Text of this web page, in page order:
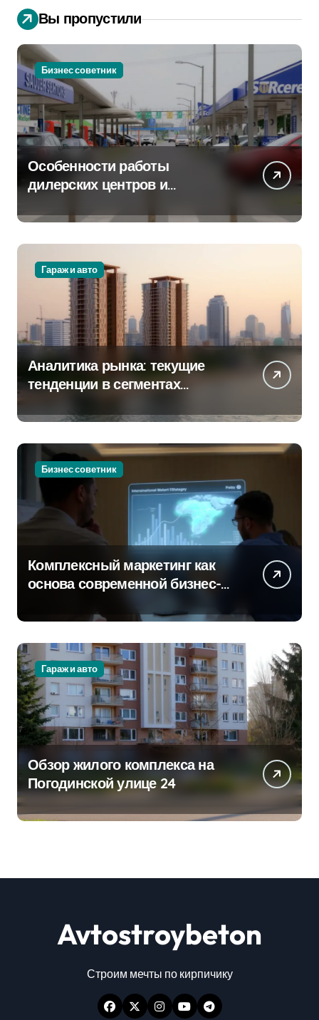
Вы пропустили
Бизнес советник
Особенности работы
дилерских центров и
крупных проспектах
Гараж и авто
Аналитика рынка: текущие
тенденции в сегментах
Бизнес советник
Комплексный маркетинг как
основа современной бизнес-
Гараж и авто
Обзор жилого комплекса на
Погодинской улице 24
Avtostroybeton
Строим мечты по кирпичику